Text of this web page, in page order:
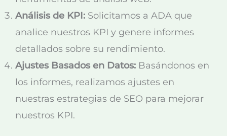
Análisis de KPI: Solicitamos a ADA que
analice nuestros KPI y genere informes
detallados sobre su rendimiento.
Ajustes Basados en Datos: Basándonos en
los informes, realizamos ajustes en
nuestras estrategias de SEO para mejorar
nuestros KPI.